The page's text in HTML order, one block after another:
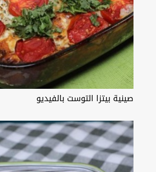
صينية بيتزا التوست بالفيديو